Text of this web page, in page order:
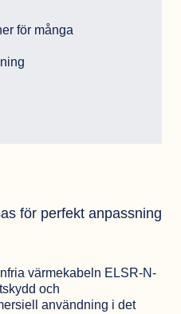
för många
för perfekt anpassning
värmekabeln ELSR-N-
och
användning i det